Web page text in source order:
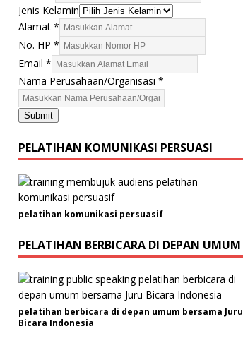
E
m
a
i
K
e
l
m
n
J
e
i
s
Jenis Kelamin
Alamat *
No. HP *
Email *
Nama Perusahaan/Organisasi *
Submit
PELATIHAN KOMUNIKASI PERSUASI
pelatihan komunikasi persuasif
PELATIHAN BERBICARA DI DEPAN UMUM
pelatihan berbicara di depan umum bersama Juru
Bicara Indonesia